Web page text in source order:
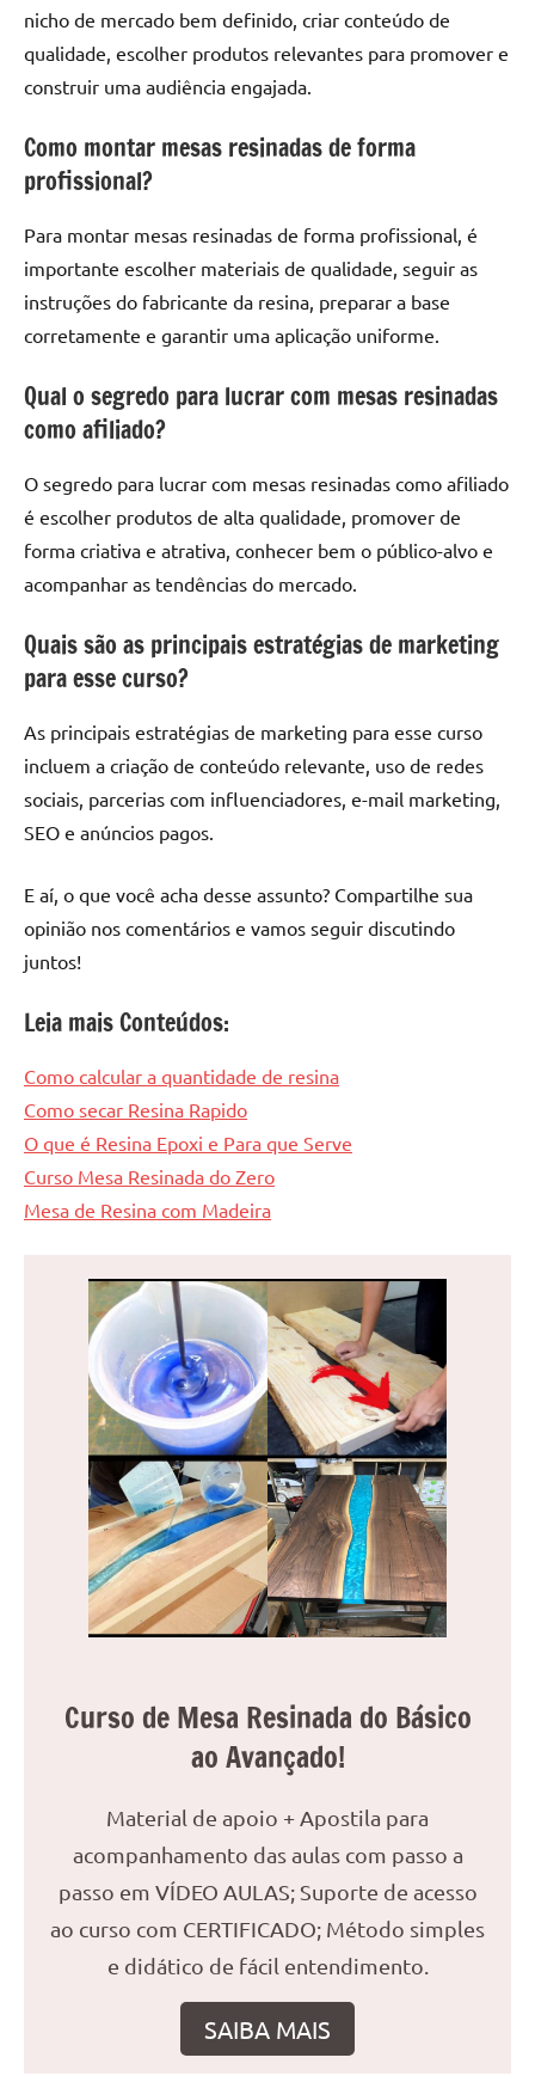
nicho de mercado bem definido, criar conteúdo de
qualidade, escolher produtos relevantes para promover e
construir uma audiência engajada.
Como montar mesas resinadas de forma
profissional?
Para montar mesas resinadas de forma profissional, é
importante escolher materiais de qualidade, seguir as
instruções do fabricante da resina, preparar a base
corretamente e garantir uma aplicação uniforme.
Qual o segredo para lucrar com mesas resinadas
como afiliado?
O segredo para lucrar com mesas resinadas como afiliado
é escolher produtos de alta qualidade, promover de
forma criativa e atrativa, conhecer bem o público-alvo e
acompanhar as tendências do mercado.
Quais são as principais estratégias de marketing
para esse curso?
As principais estratégias de marketing para esse curso
incluem a criação de conteúdo relevante, uso de redes
sociais, parcerias com influenciadores, e-mail marketing,
SEO e anúncios pagos.
E aí, o que você acha desse assunto? Compartilhe sua
opinião nos comentários e vamos seguir discutindo
juntos!
Leia mais Conteúdos:
Como calcular a quantidade de resina
Como secar Resina Rapido
O que é Resina Epoxi e Para que Serve
Curso Mesa Resinada do Zero
Mesa de Resina com Madeira
Curso de Mesa Resinada do Básico
ao Avançado!
Material de apoio + Apostila para
acompanhamento das aulas com passo a
passo em VÍDEO AULAS; Suporte de acesso
ao curso com CERTIFICADO; Método simples
e didático de fácil entendimento.
SAIBA MAIS